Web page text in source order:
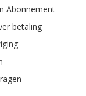
Abonnement
betaling